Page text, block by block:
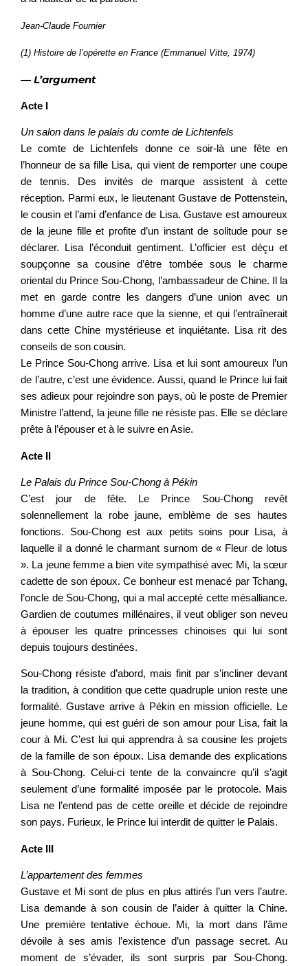
Jean-Claude Fournier
(1) Histoire de l’opérette en France (Emmanuel Vitte, 1974)
— L’argument
Acte I
Un salon dans le palais du comte de Lichtenfels
Le comte de Lichtenfels donne ce soir-là une fête en
l’honneur de sa fille Lisa, qui vient de remporter une coupe
de tennis. Des invités de marque assistent à cette
réception. Parmi eux, le lieutenant Gustave de Pottenstein,
le cousin et l’ami d’enfance de Lisa. Gustave est amoureux
de la jeune fille et profite d’un instant de solitude pour se
déclarer. Lisa l’éconduit gentiment. L’officier est déçu et
soupçonne sa cousine d’être tombée sous le charme
oriental du Prince Sou-Chong, l’ambassadeur de Chine. Il la
met en garde contre les dangers d’une union avec un
homme d’une autre race que la sienne, et qui l’entraînerait
dans cette Chine mystérieuse et inquiétante. Lisa rit des
conseils de son cousin.
Le Prince Sou-Chong arrive. Lisa et lui sont amoureux l’un
de l’autre, c’est une évidence. Aussi, quand le Prince lui fait
ses adieux pour rejoindre son pays, où le poste de Premier
Ministre l’attend, la jeune fille ne résiste pas. Elle se déclare
prête à l’épouser et à le suivre en Asie.
Acte II
Le Palais du Prince Sou-Chong à Pékin
C’est jour de fête. Le Prince Sou-Chong revêt
solennellement la robe jaune, emblème de ses hautes
fonctions. Sou-Chong est aux petits soins pour Lisa, à
laquelle il a donné le charmant surnom de « Fleur de lotus
». La jeune femme a bien vite sympathisé avec Mi, la sœur
cadette de son époux. Ce bonheur est menacé par Tchang,
l’oncle de Sou-Chong, qui a mal accepté cette mésalliance.
Gardien de coutumes millénaires, il veut obliger son neveu
à épouser les quatre princesses chinoises qui lui sont
depuis toujours destinées.
Sou-Chong résiste d’abord, mais finit par s’incliner devant
la tradition, à condition que cette quadruple union reste une
formalité. Gustave arrive à Pékin en mission officielle. Le
jeune homme, qui est guéri de son amour pour Lisa, fait la
cour à Mi. C’est lui qui apprendra à sa cousine les projets
de la famille de son époux. Lisa demande des explications
à Sou-Chong. Celui-ci tente de la convaincre qu’il s’agit
seulement d’une formalité imposée par le protocole. Mais
Lisa ne l’entend pas de cette oreille et décide de rejoindre
son pays. Furieux, le Prince lui interdit de quitter le Palais.
Acte III
L’appartement des femmes
Gustave et Mi sont de plus en plus attirés l’un vers l’autre.
Lisa demande à son cousin de l’aider à quitter la Chine.
Une première tentative échoue. Mi, la mort dans l’âme
dévoile à ses amis l’existence d’un passage secret. Au
moment de s’évader, ils sont surpris par Sou-Chong.